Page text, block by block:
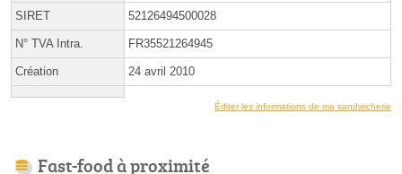
SIRET 52126494500028
N° TVA Intra. FR35521264945
Création 24 avril 2010
Éditer les informations de ma sandwicherie
Fast-food à proximité